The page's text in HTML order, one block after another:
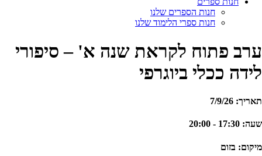
חנות הספרים שלנו
חנות ספרי הלימוד שלנו
פתוח לקראת שנה א' – סיפורי
ככלי ביוגרפי
7/9/26
17:30 - 20:00
בזום